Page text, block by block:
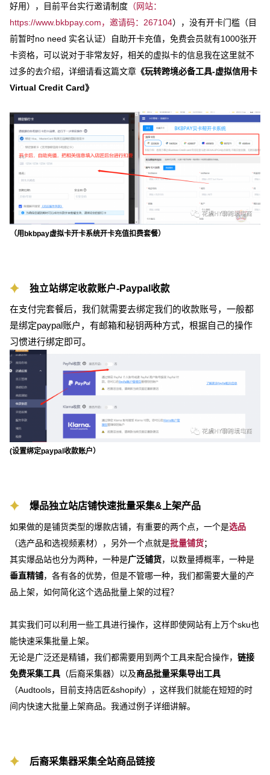
好用），目前平台实行邀请制度 （网站：
https://www.bkbpay.com，邀请码：267104），没有开卡门槛（目
前暂时no need 实名认证）自助开卡充值，免费会员就有1000张开
卡资格，可以说对于非常友好，相关的虚拟卡的信息我在这里就不
过多的去介绍，详细请看这篇文章 《玩转跨境必备工具-虚拟信用卡
Virtual Credit Card》
（用bkbpay虚拟卡开卡系统开卡充值扣费套餐）
独立站绑定收款账户-Paypal收款
在支付完套餐后，我们就需要去绑定我们的收款账号，一般都
是绑定paypal账户，有邮箱和秘钥两种方式，根据自己的操作
习惯进行绑定即可。
(设置绑定paypal收款账户）
爆品独立站店铺快速批量采集&上架产品
如果做的是铺货类型的爆款店铺，有重要的两个点，一个是选品
（选产品和选视频素材），另外一个点就是批量铺货；
其实爆品站也分为两种，一种是广泛铺货，以数量搏概率，一种是
垂直精铺，各有各的优势，但是不管哪一种，我们都需要大量的产
品上架，如何简化这个选品批量上架的过程？
其实我们可以利用一些工具进行操作，这样即使网站有上万个sku也
能快速采集批量上架。
无论是广泛还是精铺，我们都需要用到两个工具来配合操作， 链接
免费采集工具 （后裔采集器）以及商品批量采集导出工具
（Audtools，目前支持店匠&shopify），这样我们就能在短短的时
间内快速大批量上架商品。我通过例子详细讲解。
后裔采集器采集全站商品链接